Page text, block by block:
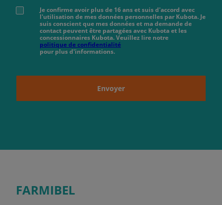
Je confirme avoir plus de 16 ans et suis d'accord avec
l'utilisation de mes données personnelles par Kubota. Je
suis conscient que mes données et ma demande de
contact peuvent être partagées avec Kubota et les
concessionnaires Kubota. Veuillez lire notre
politique de confidentialité
pour plus d'informations.
Envoyer
FARMIBEL